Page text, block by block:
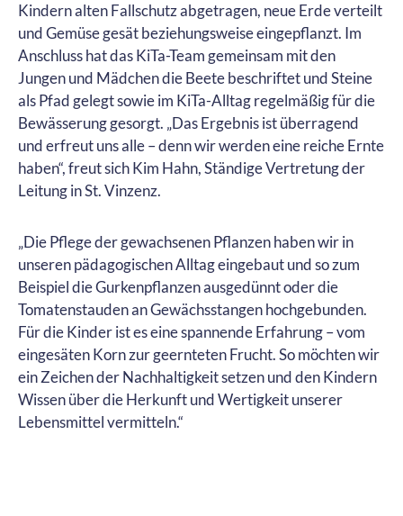
Kindern alten Fallschutz abgetragen, neue Erde verteilt
und Gemüse gesät beziehungsweise eingepflanzt. Im
Anschluss hat das KiTa-Team gemeinsam mit den
Jungen und Mädchen die Beete beschriftet und Steine
als Pfad gelegt sowie im KiTa-Alltag regelmäßig für die
Bewässerung gesorgt. „Das Ergebnis ist überragend
und erfreut uns alle – denn wir werden eine reiche Ernte
haben“, freut sich Kim Hahn, Ständige Vertretung der
Leitung in St. Vinzenz.
„Die Pflege der gewachsenen Pflanzen haben wir in
unseren pädagogischen Alltag eingebaut und so zum
Beispiel die Gurkenpflanzen ausgedünnt oder die
Tomatenstauden an Gewächsstangen hochgebunden.
Für die Kinder ist es eine spannende Erfahrung – vom
eingesäten Korn zur geernteten Frucht. So möchten wir
ein Zeichen der Nachhaltigkeit setzen und den Kindern
Wissen über die Herkunft und Wertigkeit unserer
Lebensmittel vermitteln.“